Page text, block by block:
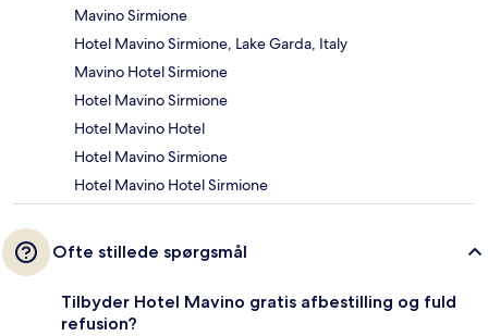
Mavino Sirmione
Hotel Mavino Sirmione, Lake Garda, Italy
Mavino Hotel Sirmione
Hotel Mavino Sirmione
Hotel Mavino Hotel
Hotel Mavino Sirmione
Hotel Mavino Hotel Sirmione
Ofte stillede spørgsmål
Tilbyder Hotel Mavino gratis afbestilling og fuld
refusion?